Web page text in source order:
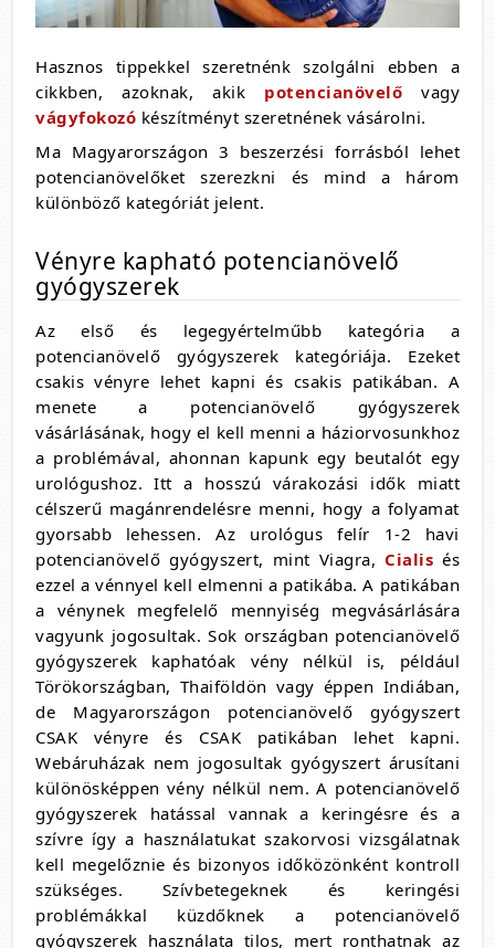
Hasznos tippekkel szeretnénk szolgálni ebben a
cikkben, azoknak, akik potencianövelő vagy
vágyfokozó készítményt szeretnének vásárolni.
Ma Magyarországon 3 beszerzési forrásból lehet
potencianövelőket szerezkni és mind a három
különböző kategóriát jelent.
Vényre kapható potencianövelő
gyógyszerek
Az első és legegyértelműbb kategória a
potencianövelő gyógyszerek kategóriája. Ezeket
csakis vényre lehet kapni és csakis patikában. A
menete a potencianövelő gyógyszerek
vásárlásának, hogy el kell menni a háziorvosunkhoz
a problémával, ahonnan kapunk egy beutalót egy
urológushoz. Itt a hosszú várakozási idők miatt
célszerű magánrendelésre menni, hogy a folyamat
gyorsabb lehessen. Az urológus felír 1-2 havi
potencianövelő gyógyszert, mint Viagra, Cialis és
ezzel a vénnyel kell elmenni a patikába. A patikában
a vénynek megfelelő mennyiség megvásárlására
vagyunk jogosultak. Sok országban potencianövelő
gyógyszerek kaphatóak vény nélkül is, például
Törökországban, Thaiföldön vagy éppen Indiában,
de Magyarországon potencianövelő gyógyszert
CSAK vényre és CSAK patikában lehet kapni.
Webáruházak nem jogosultak gyógyszert árusítani
különösképpen vény nélkül nem. A potencianövelő
gyógyszerek hatással vannak a keringésre és a
szívre így a használatukat szakorvosi vizsgálatnak
kell megelőznie és bizonyos időközönként kontroll
szükséges. Szívbetegeknek és keringési
problémákkal küzdőknek a potencianövelő
gyógyszerek használata tilos, mert ronthatnak az